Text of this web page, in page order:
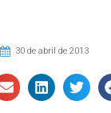
30 de abril de 2013